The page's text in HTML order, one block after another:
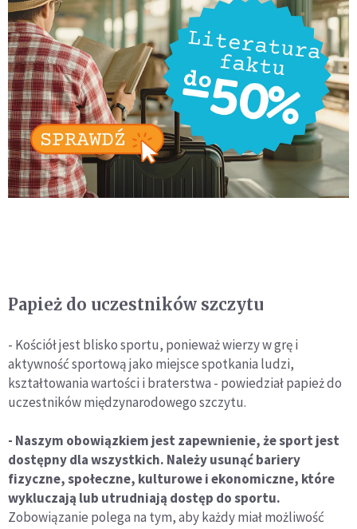
Papież do uczestników szczytu
- Kościół jest blisko sportu, ponieważ wierzy w grę i
aktywność sportową jako miejsce spotkania ludzi,
kształtowania wartości i braterstwa - powiedział papież do
uczestników międzynarodowego szczytu.
- Naszym obowiązkiem jest zapewnienie, że sport jest
dostępny dla wszystkich. Należy usunąć bariery
fizyczne, społeczne, kulturowe i ekonomiczne, które
wykluczają lub utrudniają dostęp do sportu.
Zobowiązanie polega na tym, aby każdy miał możliwość